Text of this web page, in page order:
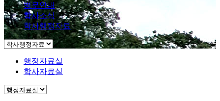
병무안내
학사소식
학사행정자료
행정자료실
학사자료실